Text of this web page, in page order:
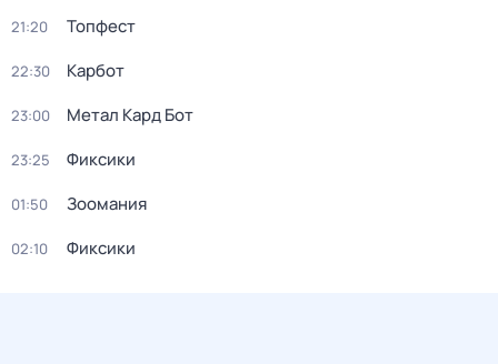
21:20 Топфест
22:30 Карбот
23:00 Метал Кард Бот
23:25 Фиксики
01:50 Зоомания
02:10 Фиксики